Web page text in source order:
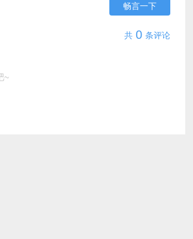
畅言一下
共 0 条评论
~